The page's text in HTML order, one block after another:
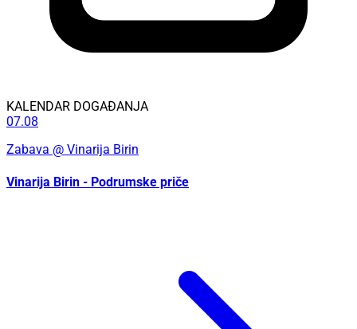
KALENDAR DOGAĐANJA
07.08
Zabava @ Vinarija Birin
Vinarija Birin - Podrumske priče